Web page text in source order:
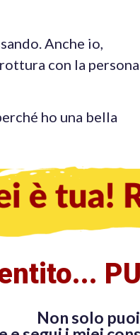
Anche io,
con la persona
ho una bella
Non solo